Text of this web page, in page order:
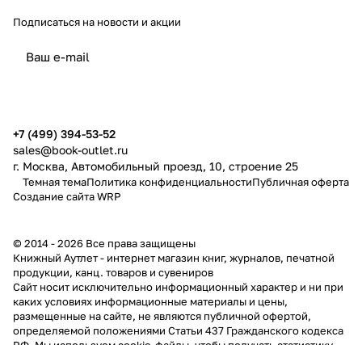
Подписаться на новости и акции
+7 (499) 394-53-52
sales@book-outlet.ru
г. Москва, Автомобильный проезд, 10, строение 25
Темная темаПолитика конфиденциальностиПубличная оферта
Создание сайтаWRP
© 2014 - 2026 Все права защищены
Книжный Аутлет - интернет магазин книг, журналов, печатной
продукции, канц. товаров и сувениров
Cайт носит исключительно информационный характер и ни при
каких условиях информационные материалы и цены,
размещенные на сайте, не являются публичной офертой,
определяемой положениями Статьи 437 Гражданского кодекса